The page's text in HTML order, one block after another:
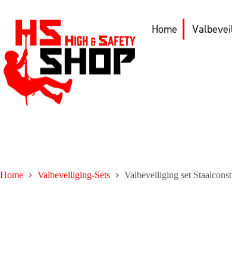
inhoud
Home
Home Valbeveiliging-Sets Valbeveiliging set